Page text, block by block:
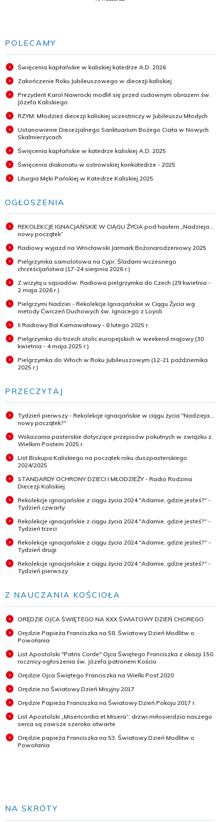
POLECAMY
Święcenia kapłańskie w kaliskiej katedrze A.D. 2026
Zakończenie Roku Jubileuszowego w diecezji kaliskiej
Prezydent Karol Nawrocki modlił się przed cudownym obrazem św.
Józefa Kaliskiego
RZYM: Młodzież diecezji kaliskiej uczestniczy w Jubileuszu Młodych
Ustanowienie Diecezjalnego Sanktuarium Bożego Ciała w Nowych
Skalmierzycach
Święcenia kapłańskie w katedrze kaliskiej A.D. 2025
Święcenia diakonatu w ostrowskiej konkatedrze - 2025
Liturgia Męki Pańskiej w Katedrze Kaliskiej 2025
OGŁOSZENIA
REKOLEKCJE IGNACJAŃSKIE W CIĄGU ŻYCIA pod hasłem „Nadzieja...
nowy początek”
Radiowy wyjazd na Wrocławski Jarmark Bożonarodzeniowy 2025
Pielgrzymka samolotowa na Cypr. Śladami wczesnego
chrześcijaństwa (17-24 sierpnia 2026 r.)
Z wizytą u sąsiadów. Radiowa pielgrzymka do Czech (29 kwietnia -
2 maja 2026 r.)
Pielgrzymi Nadziei - Rekolekcje Ignacjańskie w Ciągu Życia wg
metody Ćwiczeń Duchowych św. Ignacego z Loyoli
II Radiowy Bal Karnawałowy - 8 lutego 2025 r.
Pielgrzymka do trzech stolic europejskich w weekend majowy (30
kwietnia - 4 maja 2025 r.)
Pielgrzymka do Włoch w Roku Jubileuszowym (12-21 października
2025 r.)
PRZECZYTAJ
Tydzień pierwszy - Rekolekcje ignacjańskie w ciągu życia "Nadzieja...
nowy początek?"
Wskazania pasterskie dotyczące przepisów pokutnych w związku z
Wielkim Postem 2025 r.
List Biskupa Kaliskiego na początek roku duszpasterskiego
2024/2025
STANDARDY OCHRONY DZIECI I MŁODZIEŻY - Radio Rodzina
Diecezji Kaliskiej
Rekolekcje ignacjańskie z ciągu życia 2024 "Adamie, gdzie jesteś?" -
Tydzień czwarty
Rekolekcje ignacjańskie z ciągu życia 2024 "Adamie, gdzie jesteś?" -
Tydzień trzeci
Rekolekcje ignacjańskie z ciągu życia 2024 "Adamie, gdzie jesteś?" -
Tydzień drugi
Rekolekcje ignacjańskie z ciągu życia 2024 "Adamie, gdzie jesteś?" -
Tydzień pierwszy
Z NAUCZANIA KOŚCIOŁA
ORĘDZIE OJCA ŚWIĘTEGO NA XXX ŚWIATOWY DZIEŃ CHOREGO
Orędzie Papieża Franciszka na 58. Światowy Dzień Modlitw o
Powołania
List Apostolski "Patris Corde" Ojca Świętego Franciszka z okazji 150.
rocznicy ogłoszenia św. Józefa patronem Kościo
Orędzie Ojca Świętego Franciszka na Wielki Post 2020
Orędzie na Światowy Dzień Misyjny 2017
Orędzie Papieża Franciszka na Światowy Dzień Pokoju 2017 r.
List Apostolski „Misericordia et Misera”: drzwi miłosierdzia naszego
serca są zawsze szeroko otwarte
Orędzie papieża Franciszka na 53. Światowy Dzień Modlitw o
Powołania
NA SKRÓTY